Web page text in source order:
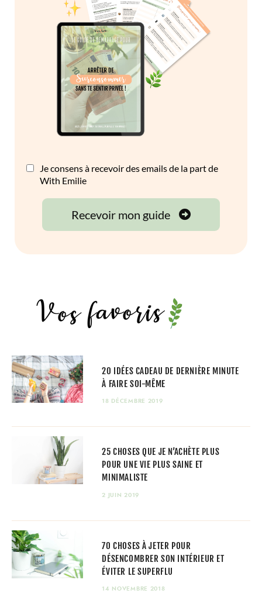
20 IDÉES CADEAU DE DERNIÈRE MINUTE
À FAIRE SOI-MÊME
18 DÉCEMBRE 2019
25 CHOSES QUE JE N’ACHÈTE PLUS
POUR UNE VIE PLUS SAINE ET
MINIMALISTE
2 JUIN 2019
70 CHOSES À JETER POUR
DÉSENCOMBRER SON INTÉRIEUR ET
ÉVITER LE SUPERFLU
14 NOVEMBRE 2018